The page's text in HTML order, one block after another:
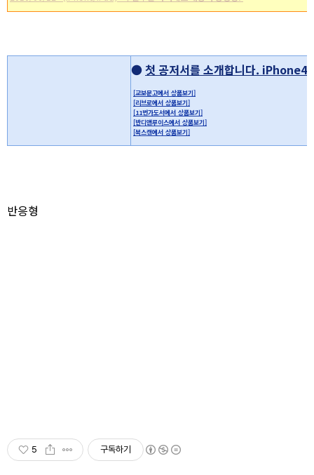
●첫 공저서를 소개합니다. iPhone4
[교보문고에서 상품보기]
[리브로에서 상품보기]
[11번가도서에서 상품보기]
[반디앤루이스에서 상품보기]
[북스캔에서 상품보기]
반응형
5 구독하기